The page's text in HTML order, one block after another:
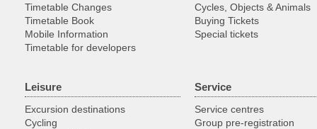
Timetable Changes
Timetable Book
Mobile Information
Timetable for developers
Cycles, Objects & Animals
Buying Tickets
Special tickets
Leisure
Excursion destinations
Cycling
Service
Service centres
Group pre-registration